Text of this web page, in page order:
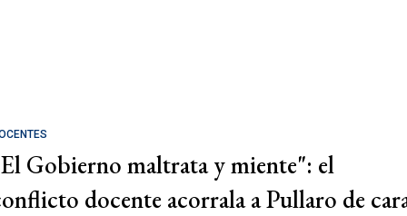
Gobierno maltrata y miente": el
docente acorrala a Pullaro de